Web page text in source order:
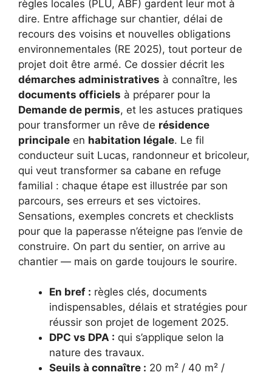
règles locales (PLU, ABF) gardent leur mot à
dire. Entre affichage sur chantier, délai de
recours des voisins et nouvelles obligations
environnementales (RE 2025), tout porteur de
projet doit être armé. Ce dossier décrit les
démarches administratives à connaître, les
documents officiels à préparer pour la
Demande de permis, et les astuces pratiques
pour transformer un rêve de résidence
principale en habitation légale. Le fil
conducteur suit Lucas, randonneur et bricoleur,
qui veut transformer sa cabane en refuge
familial : chaque étape est illustrée par son
parcours, ses erreurs et ses victoires.
Sensations, exemples concrets et checklists
pour que la paperasse n’éteigne pas l’envie de
construire. On part du sentier, on arrive au
chantier — mais on garde toujours le sourire.
En bref : règles clés, documents
indispensables, délais et stratégies pour
réussir son projet de logement 2025.
DPC vs DPA : qui s’applique selon la
nature des travaux.
Seuils à connaître : 20 m² / 40 m² /